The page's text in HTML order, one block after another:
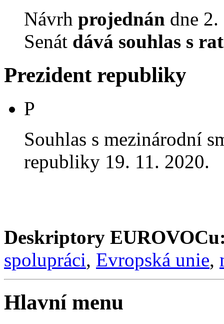
Návrh projednán dne
Senát dává souhlas s
Prezident republiky
P
Souhlas s mezinárodní
republiky 19. 11. 2020.
Deskriptory
spolupráci, Evropská unie,
Hlavní menu